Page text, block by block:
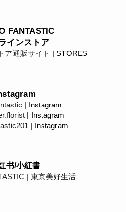
FANTASTIC
インストア
ア通販サイト | STORES
| Instagram
| Instagram
| Instagram
书/小紅書
| 東京美好生活